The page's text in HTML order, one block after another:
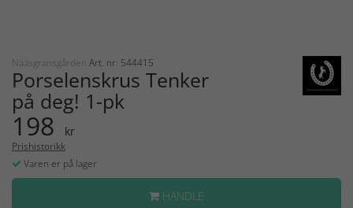
Nääsgränsgården Art. nr: 544415
Porselenskrus Tenker
på deg! 1-pk
198 kr
Prishistorikk
Varen er på lager
HANDLE